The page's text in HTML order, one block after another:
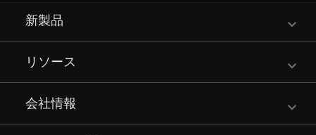
新製品
リソース
会社情報